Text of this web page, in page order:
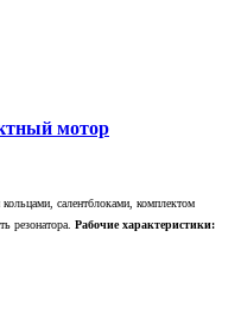
мотор
салентблоками, комплектом
резонатора. Рабочие характеристики: